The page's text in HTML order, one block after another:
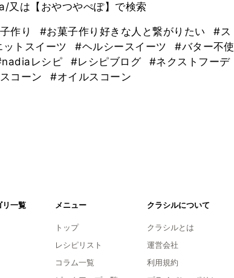
は【おやつやぺぽ】で検索
作り #お菓子作り好きな人と繋がりたい
#ス
トスイーツ #ヘルシースイーツ
#バター不使
レシピ #レシピブログ
#ネクストフーデ
コーン #オイルスコーン
リ一覧 メニュー
トップ
レシピリスト
コラム一覧
クラシルについて
クラシルとは
運営会社
利用規約